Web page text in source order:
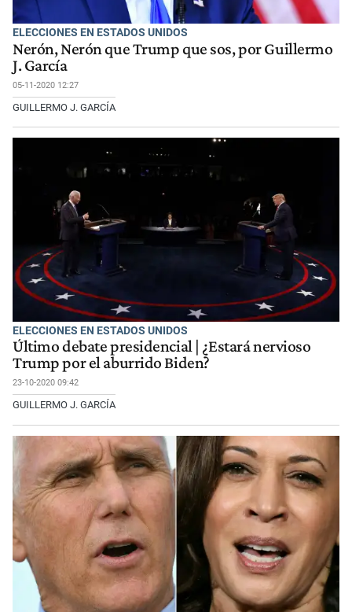
ELECCIONES EN ESTADOS UNIDOS
Nerón, Nerón que Trump que sos, por Guillermo
J. García
05-11-2020 12:27
GUILLERMO J. GARCÍA
ELECCIONES EN ESTADOS UNIDOS
Último debate presidencial | ¿Estará nervioso
Trump por el aburrido Biden?
23-10-2020 09:42
GUILLERMO J. GARCÍA